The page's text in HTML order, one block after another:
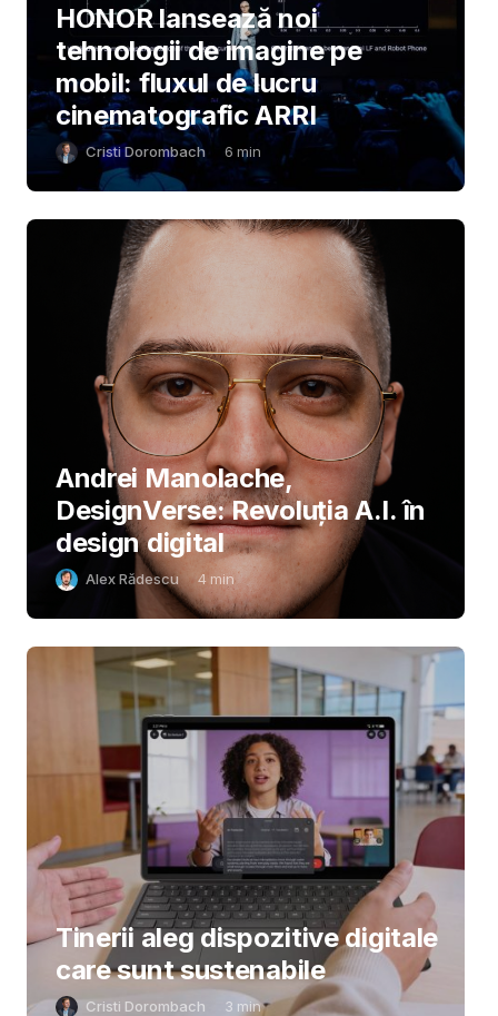
HONOR lansează noi
tehnologii de imagine pe
mobil: fluxul de lucru
cinematografic ARRI
Cristi Dorombach 6 min
Andrei Manolache,
DesignVerse: Revoluția A.I. în
design digital
Alex Rădescu 4 min
Tinerii aleg dispozitive digitale
care sunt sustenabile
Cristi Dorombach 3 min